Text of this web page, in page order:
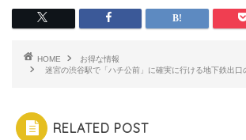
HOME
お得な情報
迷宮の渋谷駅で「ハチ公前」に確実に行ける地下鉄出口
RELATED POST